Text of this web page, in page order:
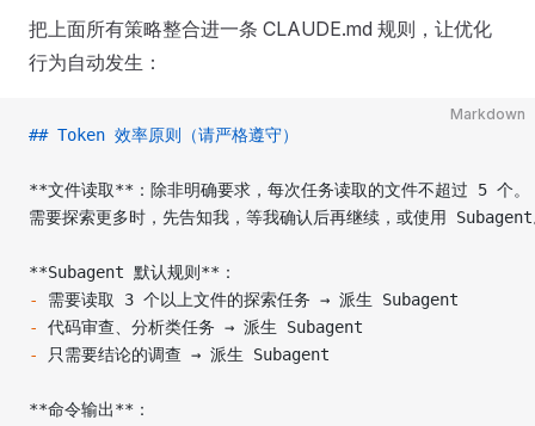
把上面所有策略整合进一条 CLAUDE.md 规则，让优化
行为自动发生：
Markdown
## Token 效率原则（请严格遵守）
**文件读取** ：除非明确要求，每次任务读取的文件不超过 5 个。
需要探索更多时，先告知我，等我确认后再继续，或使用
**Subagent 默认规则** ：
-
需要读取 3 个以上文件的探索任务 → 派生 Subagent
-
代码审查、分析类任务 → 派生 Subagent
-
只需要结论的调查 → 派生 Subagent
**命令输出** ：